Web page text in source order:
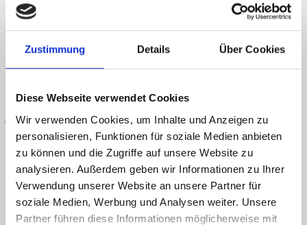
Zustimmung Details Über Cookies
Diese Webseite verwendet Cookies
Wir verwenden Cookies, um Inhalte und Anzeigen zu
personalisieren, Funktionen für soziale Medien anbieten
zu können und die Zugriffe auf unsere Website zu
analysieren. Außerdem geben wir Informationen zu Ihrer
Verwendung unserer Website an unsere Partner für
soziale Medien, Werbung und Analysen weiter. Unsere
Partner führen diese Informationen möglicherweise mit
Energieausweis (Bedarfsausweis)
62,30 kWh / (m²*a)
Endenergiebedarf
Weitere Informationen